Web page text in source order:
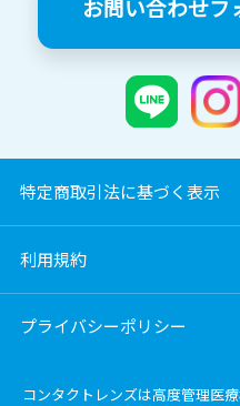
お問い合わせフ
特定商取引法に基づく表示
利用規約
プライバシーポリシー
コンタクトレンズは高度管理医療